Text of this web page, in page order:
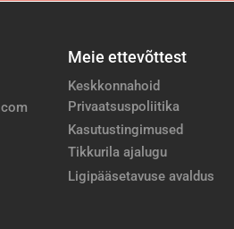
Meie ettevõttest
Keskkonnahoid
Privaatsuspoliitika
Kasutustingimused
Tikkurila ajalugu
Ligipääsetavuse avaldus